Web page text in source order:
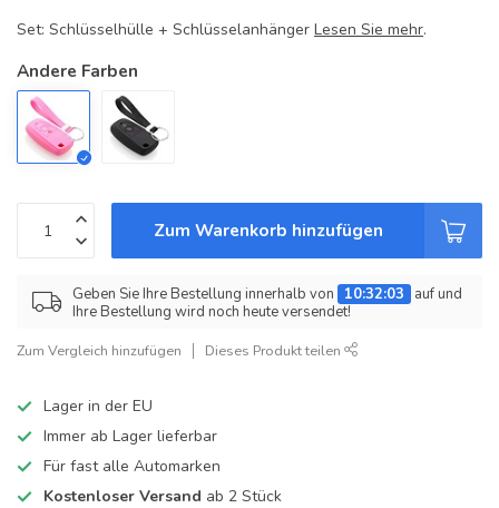
Set: Schlüsselhülle + Schlüsselanhänger Lesen Sie mehr.
Andere Farben
Zum Warenkorb hinzufügen
Geben Sie Ihre Bestellung innerhalb von 10:32:03
auf und
Ihre Bestellung wird noch heute versendet!
Zum Vergleich hinzufügen Dieses Produkt teilen
Lager in der EU
Immer ab Lager lieferbar
Für fast alle Automarken
Kostenloser Versand ab 2 Stück